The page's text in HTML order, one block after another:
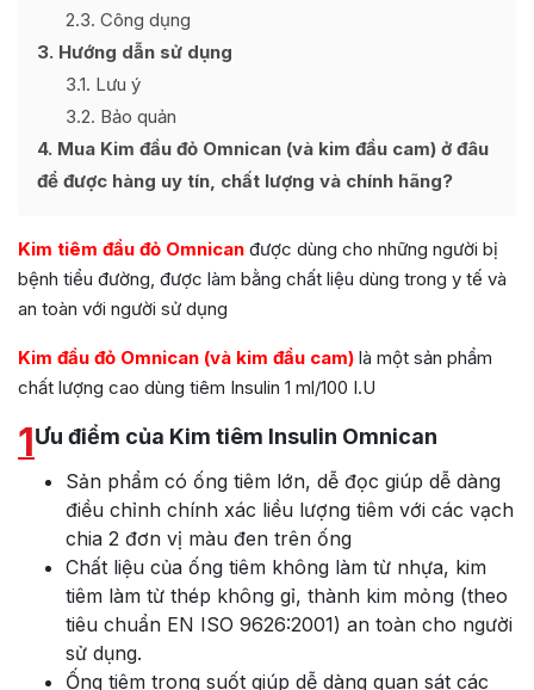
2.3 Công dụng
3 Hướng dẫn sử dụng
3.1 Lưu ý
3.2 Bảo quản
4 Mua Kim đầu đỏ Omnican (và kim đầu cam) ở đâu
để được hàng uy tín, chất lượng và chính hãng?
Kim tiêm đầu đỏ Omnican được dùng cho những người bị
bệnh tiểu đường, được làm bằng chất liệu dùng trong y tế và
an toàn với người sử dụng
Kim đầu đỏ Omnican (và kim đầu cam) là một sản phẩm
chất lượng cao dùng tiêm Insulin 1 ml/100 I.U
1Ưu điểm của Kim tiêm Insulin Omnican
Sản phẩm có ống tiêm lớn, dễ đọc giúp dễ dàng
điều chỉnh chính xác liều lượng tiêm với các vạch
chia 2 đơn vị màu đen trên ống
Chất liệu của ống tiêm không làm từ nhựa, kim
tiêm làm từ thép không gỉ, thành kim mỏng (theo
tiêu chuẩn EN ISO 9626:2001) an toàn cho người
sử dụng.
Ống tiêm trong suốt giúp dễ dàng quan sát các